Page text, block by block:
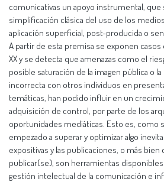
comunicativas un apoyo instrumental, que
simplificación clásica del uso de los
aplicación superficial, post-producida o
A partir de esta premisa se exponen
XX y se detecta que amenazas como el
posible saturación de la imagen pública o
incorrecta con otros individuos en
temáticas, han podido influir en un
adquisición de control, por parte de los
oportunidades mediáticas. Esto es, como
empezado a superar y optimizar algo
expositivas y las publicaciones, o más
publicar(se), son herramientas disponibles
gestión intelectual de la comunicación e